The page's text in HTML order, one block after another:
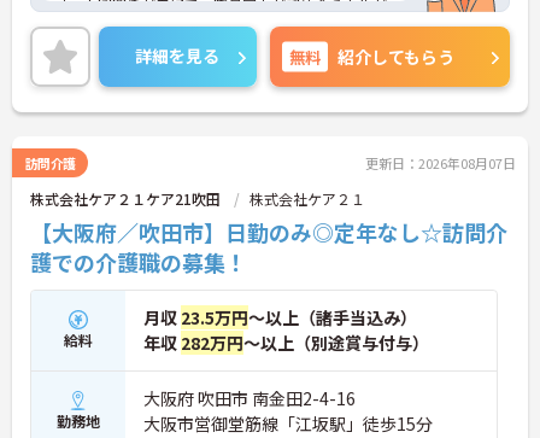
す。人間関係が良好で、職員同士が認め合う文化が
根付いています。
ご興味のある方には、面接対策ポイントなど、さら
に詳細をご案内しますのでお気軽にご相談くださ
い！
詳細を見る 無料 紹介してもらう
訪問介護 更新日：2026年08月07日
株式会社ケア２１ケア21吹田 株式会社ケア２１
【大阪府／吹田市】日勤のみ◎定年なし☆訪問介
護での介護職の募集！
給料
月収 23.5万円～以上（諸手当込み）
年収 282万円～以上（別途賞与付与）
勤務地
大阪府 吹田市 南金田2-4-16
大阪市営御堂筋線「江坂駅」徒歩15分